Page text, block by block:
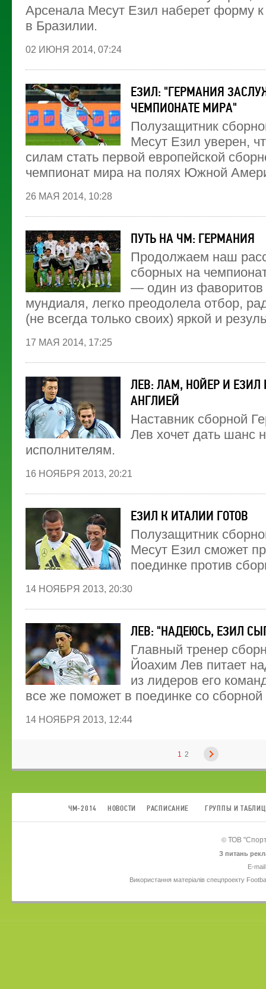
Арсенала Месут Езил наберет форму
в Бразилии.
02 ИЮНЯ 2014, 07:24
ЕЗИЛ: "ГЕРМАНИЯ
ЧЕМПИОНАТЕ МИРА"
Полузащитник
Месут Езил уверен,
силам стать первой европейской
чемпионат мира на полях Южной
26 МАЯ 2014, 10:28
ПУТЬ НА ЧМ: ГЕРМАНИЯ
Продолжаем наш
сборных на
— один из фаворитов
мундиаля, легко преодолела отбор,
(не всегда только своих) яркой и
17 МАЯ 2014, 17:25
ЛЕВ: ЛАМ, НОЙЕР И ЕЗИЛ
АНГЛИЕЙ
Наставник сборной
Лев хочет дать шанс
исполнителям.
16 НОЯБРЯ 2013, 20:21
ЕЗИЛ К ИТАЛИИ ГОТОВ
Полузащитник
Месут Езил сможет
поединке против
14 НОЯБРЯ 2013, 20:30
ЛЕВ: "НАДЕЮСЬ, ЕЗИЛ
Главный тренер
Йоахим Лев питает
из лидеров его
все же поможет в поединке со
14 НОЯБРЯ 2013, 12:44
1 2
ЧМ-2014 НОВОСТИ РАСПИСАНИЕ ГРУППЫ И
© ТОВ
З питань
E-
Використання матеріалів спецпроекту